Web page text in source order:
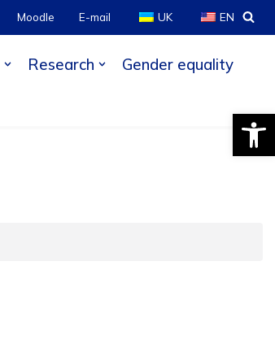
Moodle E-mail UK EN
Research
Gender equality